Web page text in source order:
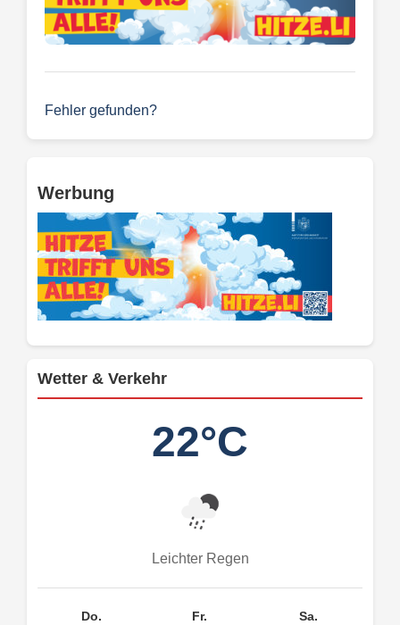
Fehler gefunden?
Werbung
Wetter & Verkehr
22°C
Leichter Regen
Do. Fr. Sa.